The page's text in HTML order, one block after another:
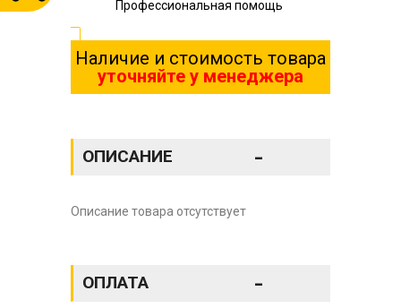
Профессиональная помощь
Наличие и стоимость товара
уточняйте у менеджера
ОПИСАНИЕ -
Описание товара отсутствует
ОПЛАТА -